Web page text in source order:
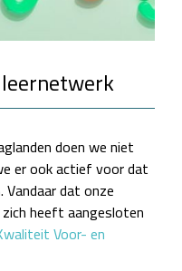
doen we niet
er ook actief voor dat
Vandaar dat onze
zich heeft aangesloten
Voor- en